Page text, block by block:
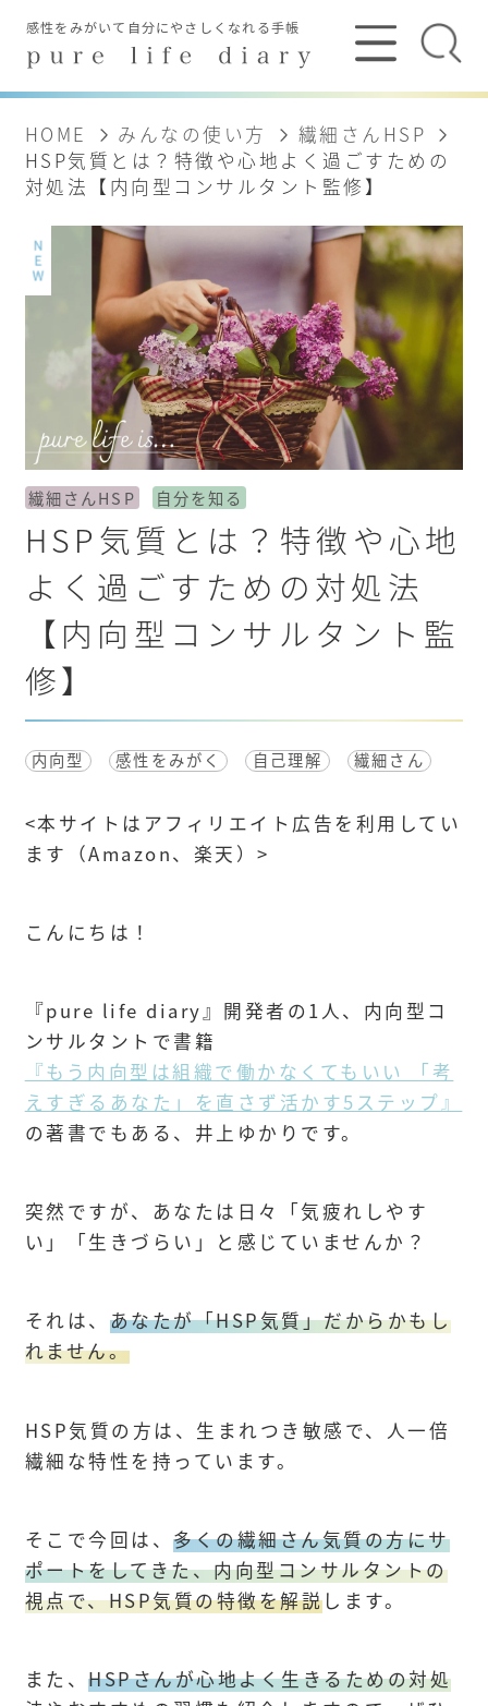
HOME みんなの使い方
繊細さんHSP
HSP気質とは？特徴や心地よく過ごすための
対処法【内向型コンサルタント監修】
繊細さんHSP 自分を知る
HSP気質とは？特徴や心地
よく過ごすための対処法
【内向型コンサルタント監
修】
内向型 感性をみがく 自己理解 繊細さん
<本サイトはアフィリエイト広告を利用してい
ます（Amazon、楽天）>
こんにちは！
『pure life diary』開発者の1人、内向型コ
ンサルタントで書籍
『もう内向型は組織で働かなくてもいい 「考
えすぎるあなた」を直さず活かす5ステップ』
の著書でもある、井上ゆかりです。
突然ですが、あなたは日々「気疲れしやす
い」「生きづらい」と感じていませんか？
それは、 あなたが「HSP気質」だからかもし
れません。
HSP気質の方は、生まれつき敏感で、人一倍
繊細な特性を持っています。
そこで今回は、多くの繊細さん気質の方にサ
ポートをしてきた、内向型コンサルタントの
視点で、HSP気質の特徴を解説します。
また、HSPさんが心地よく生きるための対処